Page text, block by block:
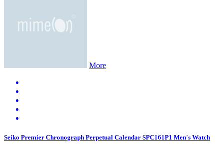
More
Seiko Premier Chronograph Perpetual Calendar SPC161P1 Men's Watch